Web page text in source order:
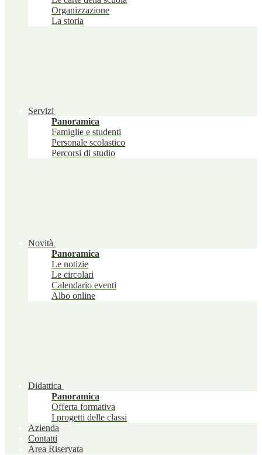
Organizzazione
La storia
Servizi
Panoramica
Famiglie e studenti
Personale scolastico
Percorsi di studio
Novità
Panoramica
Le notizie
Le circolari
Calendario eventi
Albo online
Didattica
Panoramica
Offerta formativa
I progetti delle classi
Azienda
Contatti
Area Riservata